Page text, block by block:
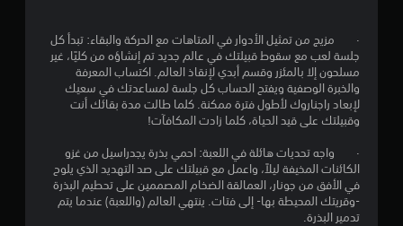
م
م
ن
ج
م
· مزيج من تمثيل الأدوار في المتاهات مع الحركة والبقاء: تبدأ كل
جلسة لعب مع سقوط قبيلتك في عالم جديد تم إنشاؤه من كليًا، غير
مسلحون إلا بالمئزر وقسم أبدي لإنقاذ العالم. اكتساب المعرفة
والخبرة الوصفية ويفتح الحساب كل جلسة لمساعدتك في سعيك
لإبعاد راجناروك لأطول فترة ممكنة. كلما طالت مدة بقائك أنت
وقبيلتك على قيد الحياة، كلما زادت المكافآت!
· واجه تحديات هائلة في اللعبة: احمي بذرة يجدراسيل من غزو
الكائنات المخيفة ليلاً، واعمل مع قبيلتك على صد التهديد الذي يلوح
في الأفق من جونار، العمالقة الضخام المصممين على تحطيم البذرة
-وقريتك المحيطة بها- إلى فتات. ينتهي العالم (واللعبة) عندما يتم
تدمير البذرة.